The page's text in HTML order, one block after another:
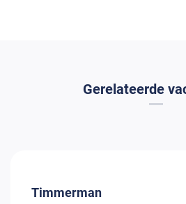
Gerelateerde
Timmerman